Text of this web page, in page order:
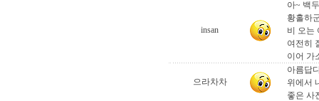
insan
아~ 백
황홀하
비 오는
여전히
이어 가
으라차차
아름답
위에서
좋은 사